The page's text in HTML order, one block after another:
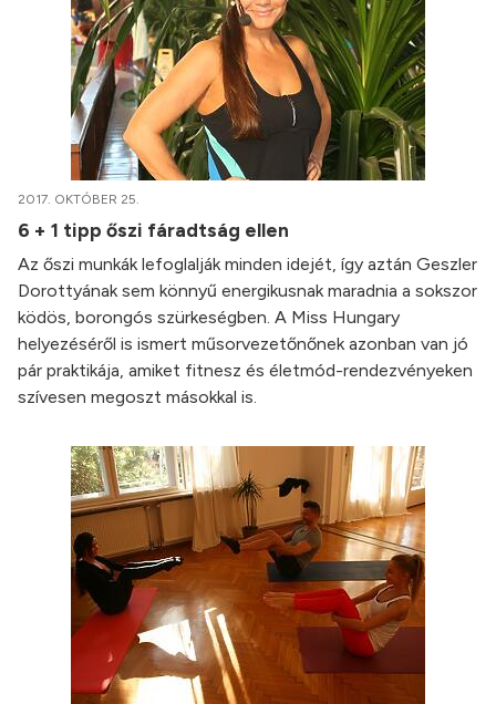
2017. OKTÓBER 25.
6 + 1 tipp őszi fáradtság ellen
Az őszi munkák lefoglalják minden idejét, így aztán Geszler
Dorottyának sem könnyű energikusnak maradnia a sokszor
ködös, borongós szürkeségben. A Miss Hungary
helyezéséről is ismert műsorvezetőnőnek azonban van jó
pár praktikája, amiket fitnesz és életmód-rendezvényeken
szívesen megoszt másokkal is.